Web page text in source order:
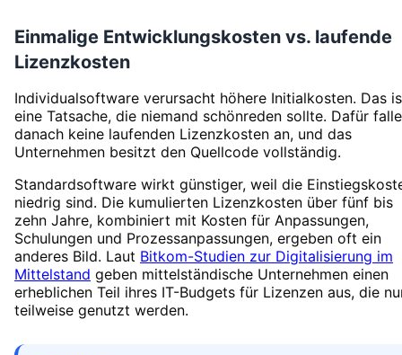
Einmalige Entwicklungskosten vs. laufende
Lizenzkosten
Individualsoftware verursacht höhere Initialkosten. Das
eine Tatsache, die niemand schönreden sollte. Dafür
danach keine laufenden Lizenzkosten an, und das
Unternehmen besitzt den Quellcode vollständig.
Standardsoftware wirkt günstiger, weil die
niedrig sind. Die kumulierten Lizenzkosten über fünf bis
zehn Jahre, kombiniert mit Kosten für Anpassungen,
Schulungen und Prozessanpassungen, ergeben oft ein
anderes Bild. Laut Bitkom-Studien zur Digitalisierung im
Mittelstand geben mittelständische Unternehmen einen
erheblichen Teil ihres IT-Budgets für Lizenzen aus, die
teilweise genutzt werden.